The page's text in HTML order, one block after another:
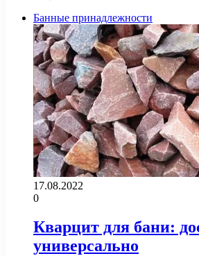
Банные принадлежности
17.08.2022
0
Кварцит для бани:
универсально